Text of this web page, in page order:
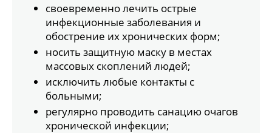
своевременно лечить острые
инфекционные заболевания и
обострение их хронических форм;
носить защитную маску в местах
массовых скоплений людей;
исключить любые контакты с
больными;
регулярно проводить санацию очагов
хронической инфекции;